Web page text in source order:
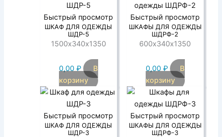
Быстрый просмотр
ШКАФ ДЛЯ ОДЕЖДЫ
ШДР-5
1500х340х1350
0,00 ₽
В
корзину
Быстрый просмотр
ШКАФЫ ДЛЯ ОДЕЖДЫ
ШДРФ-2
600х340х1350
0,00 ₽
В
корзину
Быстрый просмотр
ШКАФ ДЛЯ ОДЕЖДЫ
ШДР-3
Быстрый просмотр
ШКАФЫ ДЛЯ ОДЕЖДЫ
ШДРФ-3